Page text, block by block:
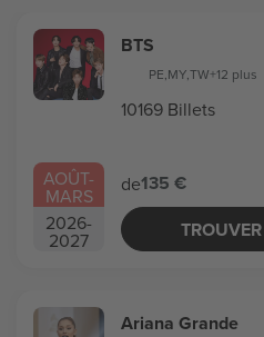
AOÛT-
MARS
2026-
2027
BTS
PE,MY,TW+12 plus
10169 Billets
de135 €
Ariana Grande